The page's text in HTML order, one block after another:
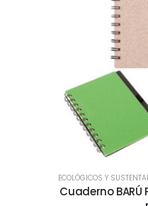
ECOLÓGICOS Y
Cuaderno BARÚ